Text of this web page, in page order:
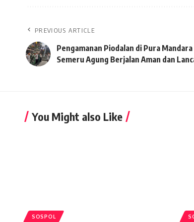
PREVIOUS ARTICLE
Pengamanan Piodalan di Pura
Semeru Agung Berjalan Aman dan
You Might also Like
SOSPOL